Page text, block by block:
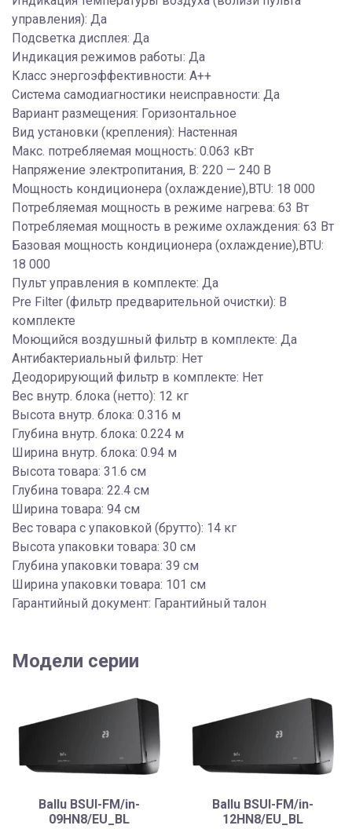
управления): Да
Подсветка дисплея: Да
Индикация режимов работы: Да
Класс энергоэффективности: A++
Система самодиагностики неисправности: Да
Вариант размещения: Горизонтальное
Вид установки (крепления): Настенная
Макс. потребляемая мощность: 0.063 кВт
Напряжение электропитания, В: 220 — 240 В
Мощность кондиционера (охлаждение),BTU: 18 000
Потребляемая мощность в режиме нагрева: 63 Вт
Потребляемая мощность в режиме охлаждения: 63 Вт
Базовая мощность кондиционера (охлаждение),BTU:
18 000
Пульт управления в комплекте: Да
Pre Filter (фильтр предварительной очистки): В
комплекте
Моющийся воздушный фильтр в комплекте: Да
Антибактериальный фильтр: Нет
Деодорирующий фильтр в комплекте: Нет
Вес внутр. блока (нетто): 12 кг
Высота внутр. блока: 0.316 м
Глубина внутр. блока: 0.224 м
Ширина внутр. блока: 0.94 м
Высота товара: 31.6 см
Глубина товара: 22.4 см
Ширина товара: 94 см
Вес товара с упаковкой (брутто): 14 кг
Высота упаковки товара: 30 см
Глубина упаковки товара: 39 см
Ширина упаковки товара: 101 см
Гарантийный документ: Гарантийный талон
Модели серии
Ballu BSUI-FM/in-
09HN8/EU_BL
Ballu BSUI-FM/in-
12HN8/EU_BL